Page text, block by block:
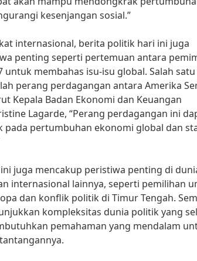
kesenjangan sosial.”
internasional, berita politik hari ini juga
penting seperti pertemuan antara
untuk membahas isu-isu global. Salah satu
perang perdagangan antara Amerika
Kepala Badan Ekonomi dan Keuangan
Lagarde, “Perang perdagangan ini
pada pertumbuhan ekonomi global dan
juga mencakup peristiwa penting di
internasional lainnya, seperti pemilihan
dan konflik politik di Timur Tengah.
kompleksitas dunia politik yang
pemahaman yang mendalam